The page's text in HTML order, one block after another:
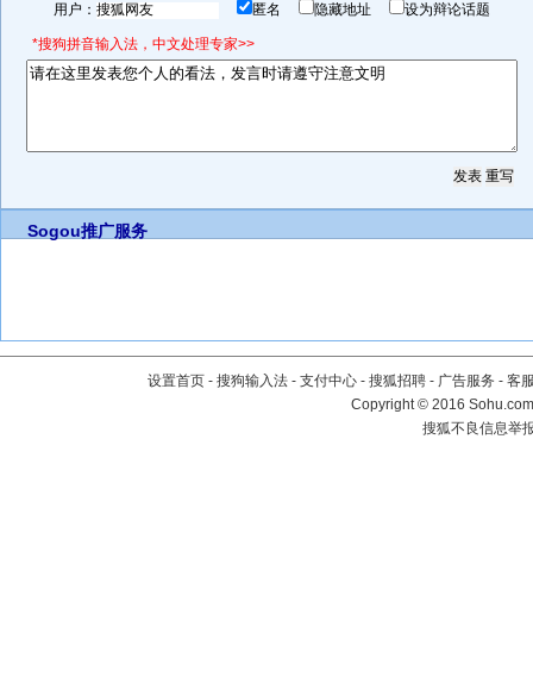
用户： 匿名 隐藏地址 设为辩论话题
*搜狗拼音输入法，中文处理专家>>
Sogou推广服务
设置首页 - 搜狗输入法 - 支付中心 - 搜狐招聘 - 广告服务 - 客
Copyright©2016
搜狐不良信息举